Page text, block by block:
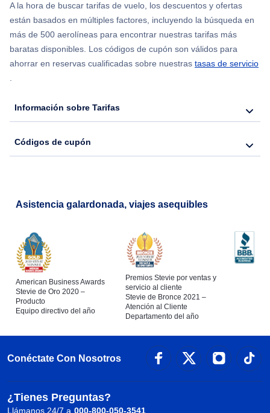
A la hora de buscar tarifas de vuelo, los descuentos y ofertas
están basados en múltiples factores, incluyendo la búsqueda en
más de 500 aerolíneas para encontrar nuestras tarifas más
baratas disponibles. Los códigos de cupón son válidos para
ahorrar en reservas cualificadas sobre nuestras tasas de servicio
.
Información sobre Tarifas
Códigos de cupón
Asistencia galardonada, viajes asequibles
American Business Awards
Stevie de Oro 2020 –
Producto
Equipo directivo del año
Premios Stevie por ventas y
servicio al cliente
Stevie de Bronce 2021 –
Atención al Cliente
Departamento del año
Conéctate Con Nosotros
¿Tienes Preguntas?
Llámanos 24/7 a 000-800-050-3541